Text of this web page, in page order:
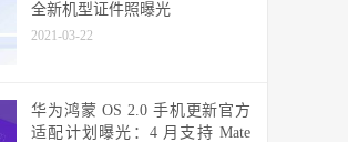
全新机型证件照曝光
2021-03-22
华为鸿蒙 OS 2.0 手机更新官方
适配计划曝光：4 月支持 Mate